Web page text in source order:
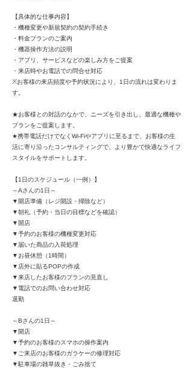
【具体的な仕事内容】
・機種変更や新規契約の契約手続き
・料金プランのご案内
・機器操作方法の説明
・アプリ、サービスなどの楽しみ方をご提案
・来店時やお電話での問合せ対応
※お客様の来店頻度や予約状況により、1日の流れは変わりま
す。
★お客様との対話のなかで、ニーズを引き出し、最適な機種や
プランをご提案します。
★携帯電話だけでなくWi-Fiやアプリに至るまで、お客様の生
活に寄り沿ったコンサルティングで、より豊かで快適なライフ
スタイルをサポートします。
【1日のスケジュール（一例）】
～Aさんの1日～
▼開店準備（レジ開設・掃除など）
▼朝礼（予約・当日の目標などを確認）
▼開店
▼予約のお客様の機種変更対応
▼届いた商品の入荷処理
▼お昼休憩（1時間）
▼店外に貼るPOPの作成
▼来店したお客様のプランの見直し
▼電話でのお問い合わせ対応
退勤
～Bさんの1日～
▼開店
▼予約のお客様のスマホの操作案内
▼ご来店のお客様のガラケーの修理対応
▼駐車場の雑草抜き・ごみ捨て